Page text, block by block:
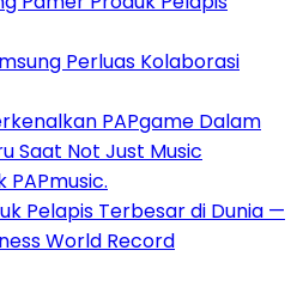
Perluas Kolaborasi
PAPgame Dalam
Saat Not Just Music
Pelapis Terbesar di Dunia —
World Record